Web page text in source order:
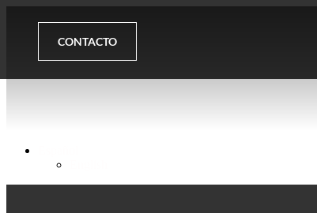
CONTACTO